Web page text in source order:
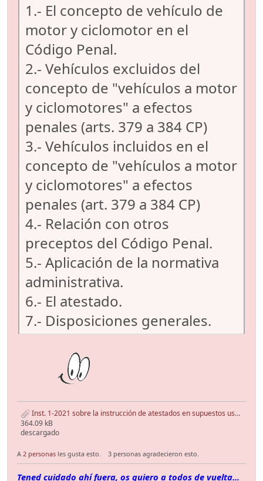
1.- El concepto de vehículo de
motor y ciclomotor en el
Código Penal.
2.- Vehículos excluidos del
concepto de "vehículos a motor
y ciclomotores" a efectos
penales (arts. 379 a 384 CP)
3.- Vehículos incluidos en el
concepto de "vehículos a motor
y ciclomotores" a efectos
penales (art. 379 a 384 CP)
4.- Relación con otros
preceptos del Código Penal.
5.- Aplicación de la normativa
administrativa.
6.- El atestado.
7.- Disposiciones generales.
Inst. 1-2021 sobre la instrucción de atestados en supuestos uso bicis y VMP.pdf
364.09 kB
descargado
A 2 personas les gusta esto. 3 personas agradecieron esto.
Tened cuidado ahí fuera, os quiero a todos de vuelta...